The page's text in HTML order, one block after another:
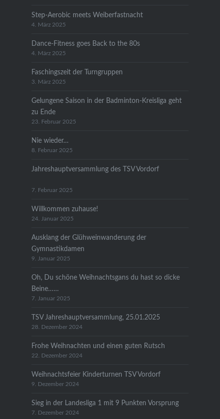
Step-Aerobic meets Weiberfastnacht
4. März 2025
Dance-Fitness goes Back to the 80s
4. März 2025
Faschingszeit der Turngruppen
3. März 2025
Gelungene Saison in der Badminton-Kreisliga geht
zu Ende
23. Februar 2025
Nie wieder…
8. Februar 2025
Jahreshauptversammlung des TSV Vordorf
7. Februar 2025
Willkommen zuhause!
24. Januar 2025
Ausklang der Glühweinwanderung der
Gymnastikdamen
9. Januar 2025
Oh, Du schöne Weihnachtsgans du hast so dicke
Beine……
7. Januar 2025
TSV Jahreshauptversammlung, 25.01.2025
28. Dezember 2024
Frohe Weihnachten und einen guten Rutsch
22. Dezember 2024
Weihnachtsfeier Kinderturnen TSV Vordorf
9. Dezember 2024
Sieg in der Landesliga 1 mit 9 Punkten Vorsprung
7. Dezember 2024